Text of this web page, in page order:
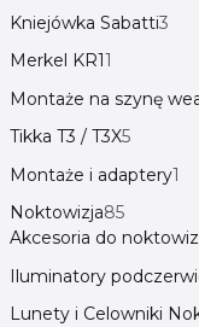
Kniejówka Sabatti3
Merkel KR11
Montaże na szynę
Tikka T3 / T3X5
Montaże i adaptery1
Noktowizja85
Akcesoria do
Iluminatory
Lunety i Celowniki